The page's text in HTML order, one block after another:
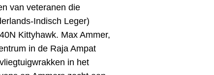
van veteranen die
Indisch Leger)
Kittyhawk. Max Ammer,
in de Raja Ampat
in het